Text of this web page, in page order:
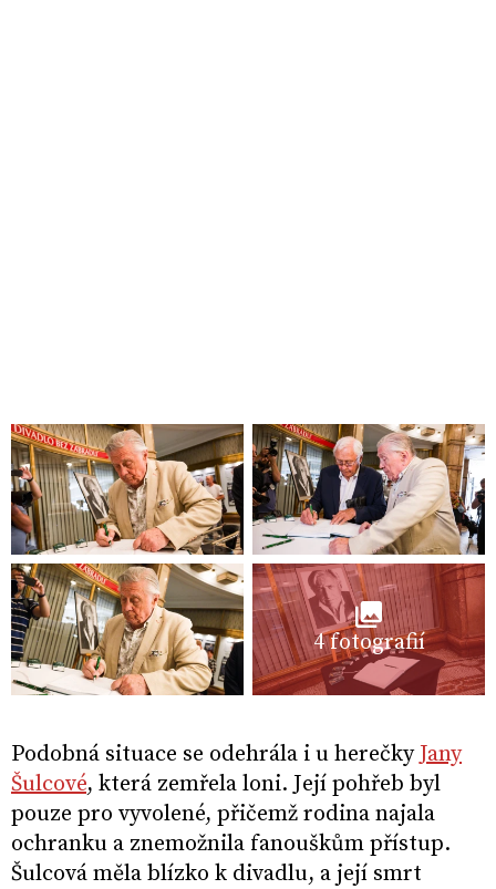
4 fotografií
Podobná situace se odehrála i u herečky Jany
Šulcové, která zemřela loni. Její pohřeb byl
pouze pro vyvolené, přičemž rodina najala
ochranku a znemožnila fanouškům přístup.
Šulcová měla blízko k divadlu, a její smrt